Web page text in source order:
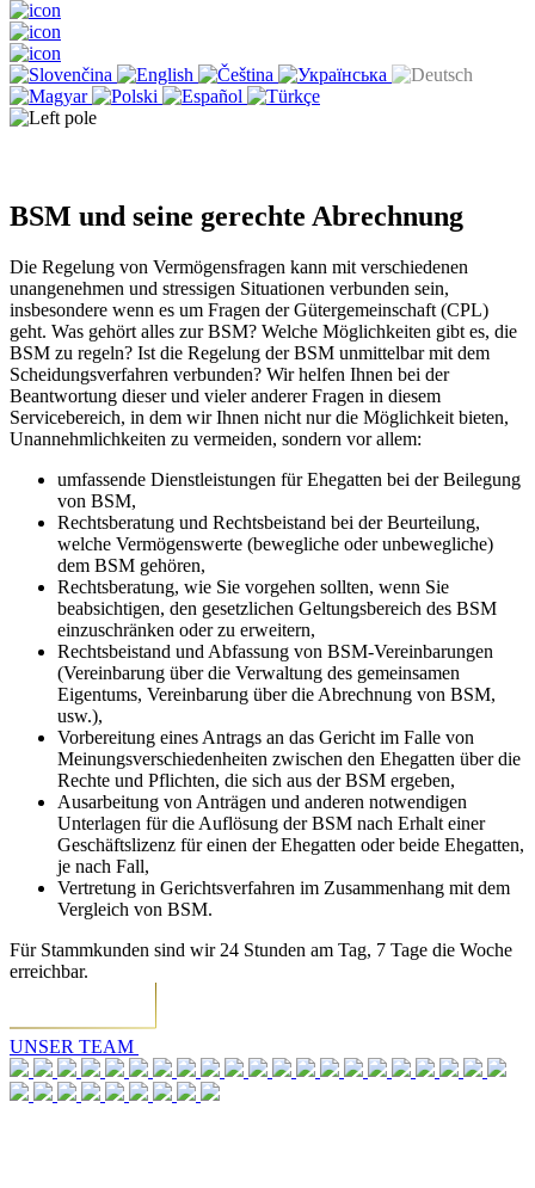
BSM und seine gerechte Abrechnung
Die Regelung von Vermögensfragen kann mit verschiedenen
unangenehmen und stressigen Situationen verbunden sein,
insbesondere wenn es um Fragen der Gütergemeinschaft (CPL)
geht. Was gehört alles zur BSM? Welche Möglichkeiten gibt es, die
BSM zu regeln? Ist die Regelung der BSM unmittelbar mit dem
Scheidungsverfahren verbunden? Wir helfen Ihnen bei der
Beantwortung dieser und vieler anderer Fragen in diesem
Servicebereich, in dem wir Ihnen nicht nur die Möglichkeit bieten,
Unannehmlichkeiten zu vermeiden, sondern vor allem:
umfassende Dienstleistungen für Ehegatten bei der Beilegung
von BSM,
Rechtsberatung und Rechtsbeistand bei der Beurteilung,
welche Vermögenswerte (bewegliche oder unbewegliche)
dem BSM gehören,
Rechtsberatung, wie Sie vorgehen sollten, wenn Sie
beabsichtigen, den gesetzlichen Geltungsbereich des BSM
einzuschränken oder zu erweitern,
Rechtsbeistand und Abfassung von BSM-Vereinbarungen
(Vereinbarung über die Verwaltung des gemeinsamen
Eigentums, Vereinbarung über die Abrechnung von BSM,
usw.),
Vorbereitung eines Antrags an das Gericht im Falle von
Meinungsverschiedenheiten zwischen den Ehegatten über die
Rechte und Pflichten, die sich aus der BSM ergeben,
Ausarbeitung von Anträgen und anderen notwendigen
Unterlagen für die Auflösung der BSM nach Erhalt einer
Geschäftslizenz für einen der Ehegatten oder beide Ehegatten,
je nach Fall,
Vertretung in Gerichtsverfahren im Zusammenhang mit dem
Vergleich von BSM.
Für Stammkunden sind wir 24 Stunden am Tag, 7 Tage die Woche
erreichbar.
UNSER TEAM